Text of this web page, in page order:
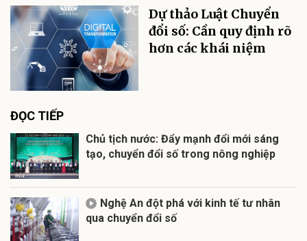
Dự thảo Luật Chuyển
đổi số: Cần quy định rõ
hơn các khái niệm
ĐỌC TIẾP
Chủ tịch nước: Đẩy mạnh đổi mới sáng
tạo, chuyển đổi số trong nông nghiệp
Nghệ An đột phá với kinh tế tư nhân
qua chuyển đổi số